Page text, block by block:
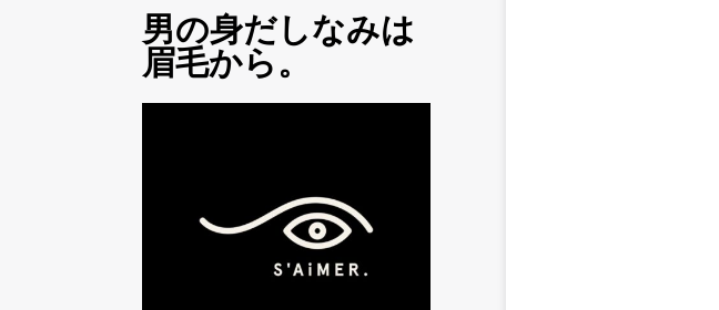
男の身だしなみは
眉毛から。